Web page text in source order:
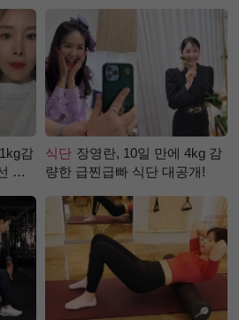
감
식
식단 장영란, 10일 만에 4kg 감
량한 급찐급빠 식단 대공개!